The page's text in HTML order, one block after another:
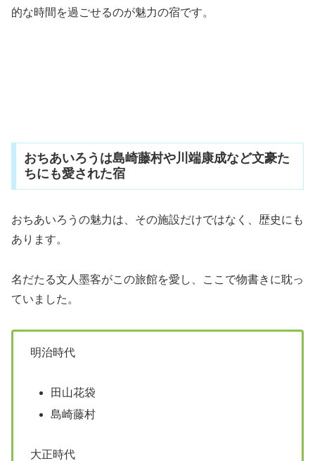
的な時間を過ごせるのが魅力の宿です。
おちあいろうは島崎藤村や川端康成など文豪た
ちにも愛された宿
おちあいろうの魅力は、その施設だけではなく、歴史にも
あります。
名だたる文人墨客がこの旅館を愛し、ここで物書きに耽っ
ていました。
明治時代
田山花袋
島崎藤村
大正時代